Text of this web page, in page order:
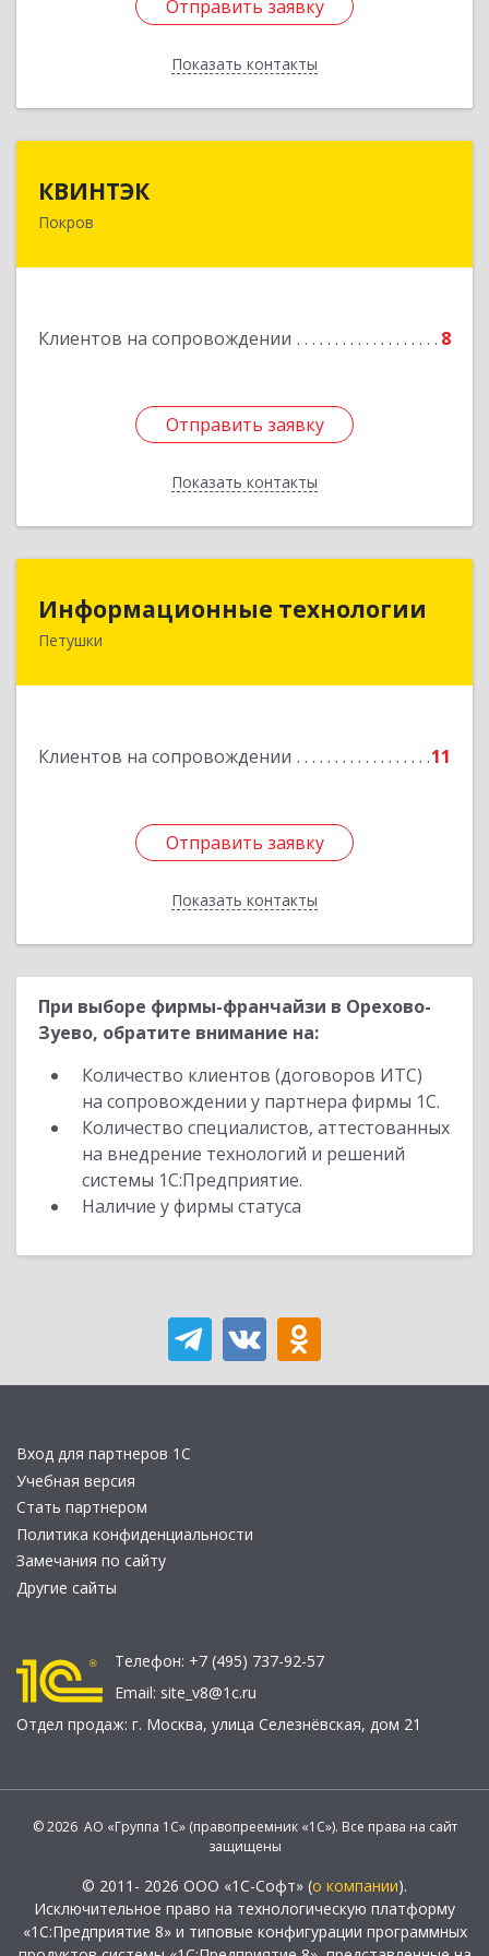
Отправить заявку
Показать контакты
Отправить заявку
Назад
КВИНТЭК
Покров
Клиентов на сопровождении 8
Отправить заявку
Показать контакты
601122, Владимирская обл, Петушинский р-н,
Отправить заявку
Назад
Информационные технологии
Петушки
Клиентов на сопровождении 11
Отправить заявку
Показать контакты
Информационные технологии
Отправить заявку
Назад
При выборе фирмы-франчайзи в Орехово-
Зуево, обратите внимание на:
Количество клиентов (договоров ИТС)
на сопровождении у партнера фирмы 1С.
Количество специалистов, аттестованных
на внедрение технологий и решений
системы 1С:Предприятие.
Наличие у фирмы статуса
Вход для партнеров 1С
Учебная версия
Стать партнером
Политика конфиденциальности
Замечания по сайту
Другие сайты
Телефон: +7 (495) 737-92-57
Email: site_v8@1c.ru
Отдел продаж: г. Москва, улица Селезнёвская, дом 21
© 2026 АО «Группа 1С» (правопреемник «1С»). Все права на сайт
защищены
© 2011- 2026 ООО «1С-Софт» (о компании).
Исключительное право на технологическую платформу
«1С:Предприятие 8» и типовые конфигурации программных